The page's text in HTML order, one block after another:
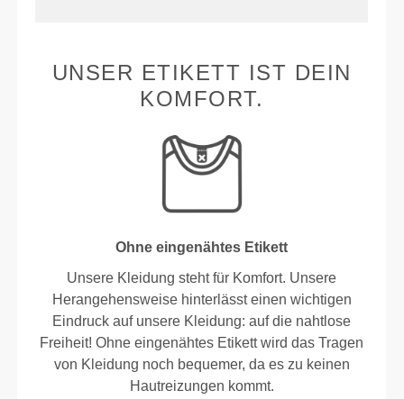
UNSER ETIKETT IST DEIN
KOMFORT.
Ohne eingenähtes Etikett
Unsere Kleidung steht für Komfort. Unsere
Herangehensweise hinterlässt einen wichtigen
Eindruck auf unsere Kleidung: auf die nahtlose
Freiheit! Ohne eingenähtes Etikett wird das Tragen
von Kleidung noch bequemer, da es zu keinen
Hautreizungen kommt.